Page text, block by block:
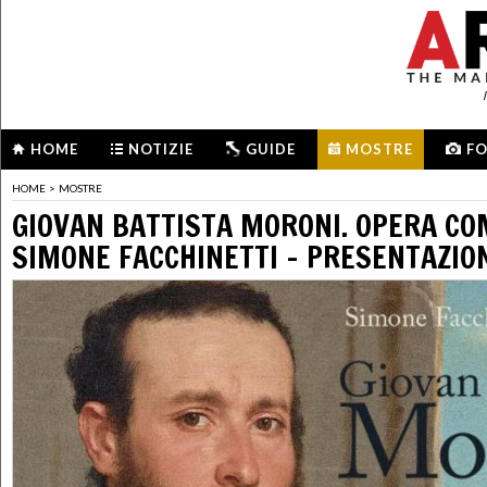
HOME NOTIZIE GUIDE MOSTRE
HOME > MOSTRE
GIOVAN BATTISTA MORONI. OPERA
SIMONE FACCHINETTI -